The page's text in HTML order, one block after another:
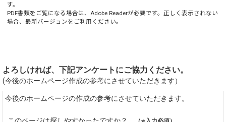
す。
PDF書類をご覧になる場合は、Adobe Readerが必要です。正しく表示されない
場合、最新バージョンをご利用ください。